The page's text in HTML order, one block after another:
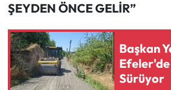
ŞEYDEN ÖNCE GELİR”
Başkan
Efeler'de
Sürüyor